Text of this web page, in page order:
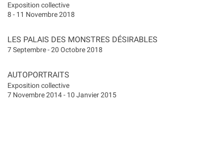
Exposition collective
8 - 11 Novembre 2018
LES PALAIS DES MONSTRES DÉSIRABLES
7 Septembre - 20 Octobre 2018
AUTOPORTRAITS
Exposition collective
7 Novembre 2014 - 10 Janvier 2015